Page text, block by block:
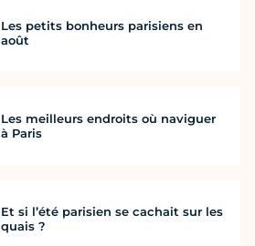
Les petits bonheurs parisiens en
août
Les meilleurs endroits où naviguer
à Paris
Et si l’été parisien se cachait sur les
quais ?